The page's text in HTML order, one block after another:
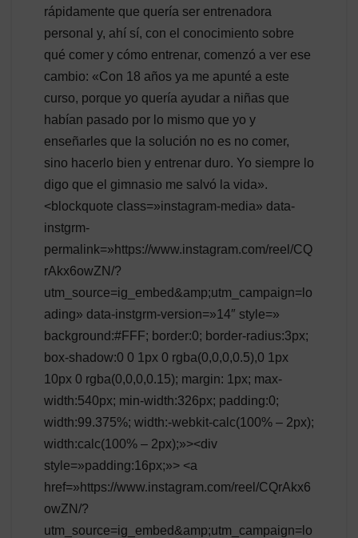
rápidamente que quería ser entrenadora
personal y, ahí sí, con el conocimiento sobre
qué comer y cómo entrenar, comenzó a ver ese
cambio: «Con 18 años ya me apunté a este
curso, porque yo quería ayudar a niñas que
habían pasado por lo mismo que yo y
enseñarles que la solución no es no comer,
sino hacerlo bien y entrenar duro. Yo siempre lo
digo que el gimnasio me salvó la vida».
<blockquote class=»instagram-media» data-
instgrm-
permalink=»https://www.instagram.com/reel/CQ
rAkx6owZN/?
utm_source=ig_embed&amp;utm_campaign=lo
ading» data-instgrm-version=»14″ style=»
background:#FFF; border:0; border-radius:3px;
box-shadow:0 0 1px 0 rgba(0,0,0,0.5),0 1px
10px 0 rgba(0,0,0,0.15); margin: 1px; max-
width:540px; min-width:326px; padding:0;
width:99.375%; width:-webkit-calc(100% – 2px);
width:calc(100% – 2px);»><div
style=»padding:16px;»> <a
href=»https://www.instagram.com/reel/CQrAkx6
owZN/?
utm_source=ig_embed&amp;utm_campaign=lo